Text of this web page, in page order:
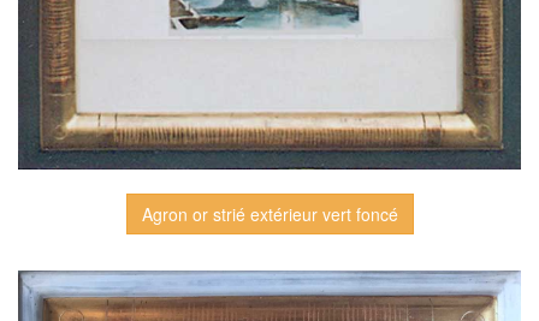
Agron or strié extérieur vert foncé